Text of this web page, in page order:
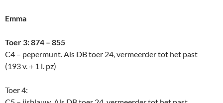
Emma
Toer 3: 874 – 855
C4 – pepermunt. Als DB toer 24, vermeerder tot het past
(193 v. + 1 l. pz)
Toer 4: